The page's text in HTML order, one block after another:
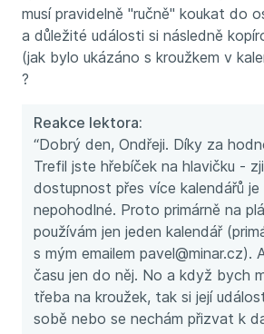
musí pravidelně "ručně" koukat do
a důležité události si následně
(jak bylo ukázáno s kroužkem v
?
Reakce lektora:
“Dobrý den, Ondřeji. Díky za
Trefil jste hřebíček na hlavičku -
dostupnost přes více kalendářů
nepohodlné. Proto primárně na
používám jen jeden kalendář
s mým emailem pavel@minar.cz).
času jen do něj. No a když bych
třeba na kroužek, tak si její
sobě nebo se nechám přizvat k